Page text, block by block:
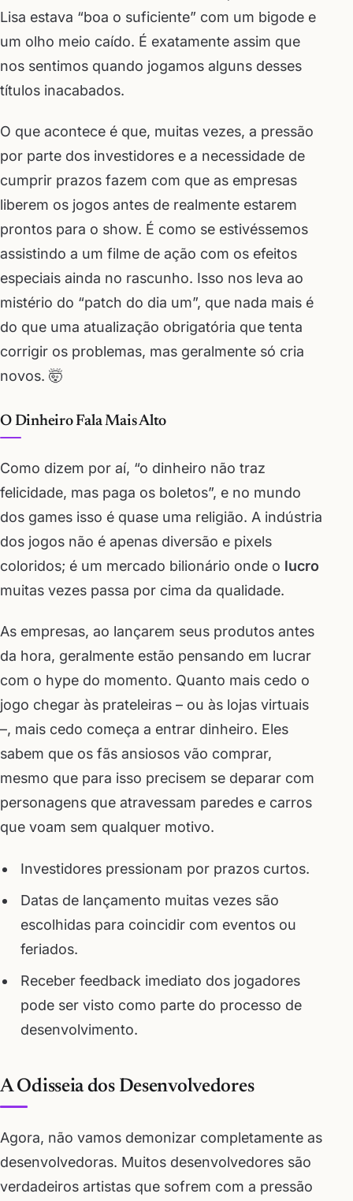
Lisa estava “boa o suficiente” com um bigode e
um olho meio caído. É exatamente assim que
nos sentimos quando jogamos alguns desses
títulos inacabados.
O que acontece é que, muitas vezes, a pressão
por parte dos investidores e a necessidade de
cumprir prazos fazem com que as empresas
liberem os jogos antes de realmente estarem
prontos para o show. É como se estivéssemos
assistindo a um filme de ação com os efeitos
especiais ainda no rascunho. Isso nos leva ao
mistério do “patch do dia um”, que nada mais é
do que uma atualização obrigatória que tenta
corrigir os problemas, mas geralmente só cria
novos. 🤯
O Dinheiro Fala Mais Alto
Como dizem por aí, “o dinheiro não traz
felicidade, mas paga os boletos”, e no mundo
dos games isso é quase uma religião. A indústria
dos jogos não é apenas diversão e pixels
coloridos; é um mercado bilionário onde o lucro
muitas vezes passa por cima da qualidade.
As empresas, ao lançarem seus produtos antes
da hora, geralmente estão pensando em lucrar
com o hype do momento. Quanto mais cedo o
jogo chegar às prateleiras – ou às lojas virtuais
–, mais cedo começa a entrar dinheiro. Eles
sabem que os fãs ansiosos vão comprar,
mesmo que para isso precisem se deparar com
personagens que atravessam paredes e carros
que voam sem qualquer motivo.
Investidores pressionam por prazos curtos.
Datas de lançamento muitas vezes são
escolhidas para coincidir com eventos ou
feriados.
Receber feedback imediato dos jogadores
pode ser visto como parte do processo de
desenvolvimento.
A Odisseia dos Desenvolvedores
Agora, não vamos demonizar completamente as
desenvolvedoras. Muitos desenvolvedores são
verdadeiros artistas que sofrem com a pressão